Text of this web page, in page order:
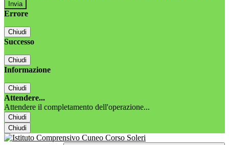
Errore
Chiudi
Successo
Chiudi
Informazione
Chiudi
Attendere...
Attendere il completamento dell'operazione...
Chiudi
Chiudi